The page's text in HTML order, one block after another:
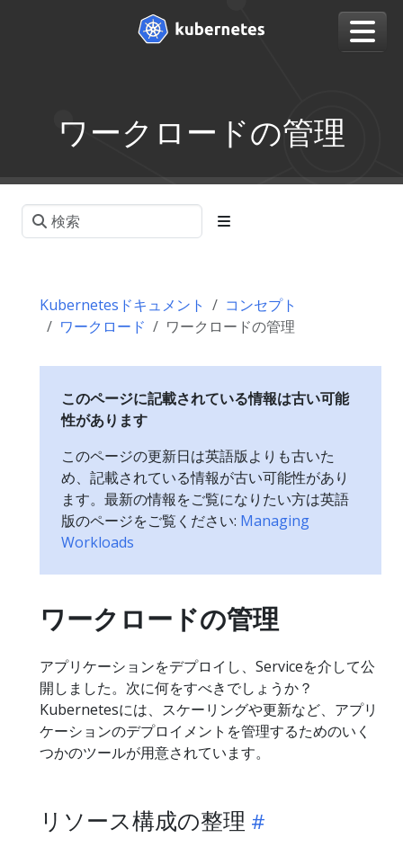
ワークロードの管理
Kubernetesドキュメント
コンセプト
ワークロード
ワークロードの管理
このページに記載されている情報は古い可能
性があります
このページの更新日は英語版よりも古いた
め、記載されている情報が古い可能性があり
ます。最新の情報をご覧になりたい方は英語
版のページをご覧ください: Managing
Workloads
ワークロードの管理
アプリケーションをデプロイし、Serviceを介して公
開しました。次に何をすべきでしょうか？
Kubernetesには、スケーリングや更新など、アプリ
ケーションのデプロイメントを管理するためのいく
つかのツールが用意されています。
リソース構成の整理